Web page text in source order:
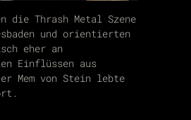
die Thrash Metal Szene
und orientierten
eher an
Einflüssen aus
Mem von Stein lebte